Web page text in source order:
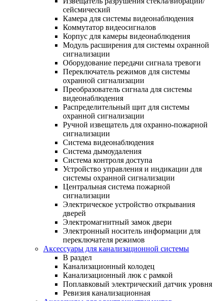
сейсмический
Камера для системы видеонаблюдения
Коммутатор видеосигналов
Корпус для камеры видеонаблюдения
Модуль расширения для системы охранной
сигнализации
Оборудование передачи сигнала тревоги
Переключатель режимов для системы
охранной сигнализации
Преобразователь сигнала для системы
видеонаблюдения
Распределительный щит для системы
охранной сигнализации
Ручной извещатель для охранно-пожарной
сигнализации
Система видеонаблюдения
Система дымоудаления
Система контроля доступа
Устройство управления и индикации для
системы охранной сигнализации
Центральная система пожарной
сигнализации
Электрическое устройство открывания
дверей
Электромагнитный замок двери
Электронный носитель информации для
переключателя режимов
Аксессуары для канализационной системы
В раздел
Канализационный колодец
Канализационный люк с рамкой
Поплавковый электрический датчик уровня
Ревизия канализационная